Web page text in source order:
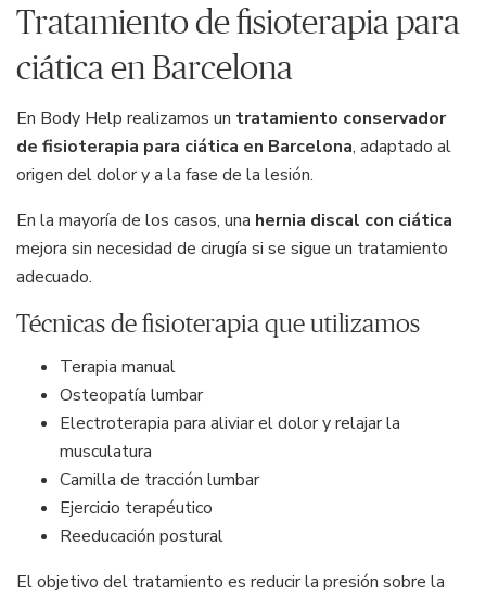
Tratamiento de fisioterapia para
ciática en Barcelona
En Body Help realizamos un tratamiento conservador
de fisioterapia para ciática en Barcelona, adaptado al
origen del dolor y a la fase de la lesión.
En la mayoría de los casos, una hernia discal con ciática
mejora sin necesidad de cirugía si se sigue un tratamiento
adecuado.
Técnicas de fisioterapia que utilizamos
Terapia manual
Osteopatía lumbar
Electroterapia para aliviar el dolor y relajar la
musculatura
Camilla de tracción lumbar
Ejercicio terapéutico
Reeducación postural
El objetivo del tratamiento es reducir la presión sobre la